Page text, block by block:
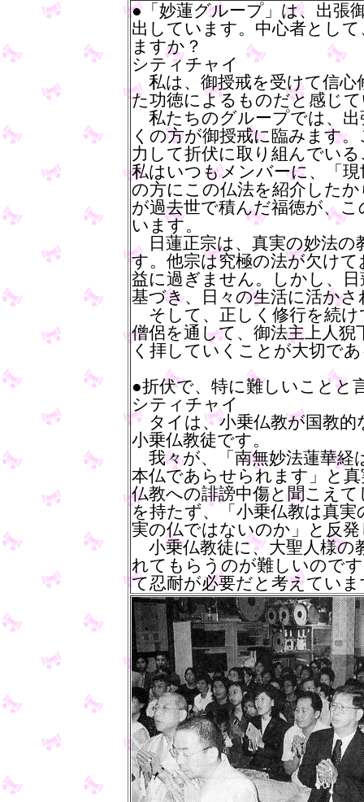
●「妙蓮グループ」は、出張
出しています。中心者とし
ますか？
シティチャイ
私は、御授戒を受けて信心
た功徳によるものだと感じ
私たちのグループでは、出
くの方が御授戒に臨みます
力して折伏に取り組んでい
私はいつもメンバーに、「
の方にこの仏法を紹介した
が過去世で積んだ福徳が、
います。
日蓮正宗は、真実の妙法の
す。他宗は究極の法が欠け
益に過ぎません。しかし、
基づき、日々の生活に活か
そして、正しく修行を続け
僧侶を通して、御法主上人
く拝していくことが大切で
●折伏で、特に難しいことと
シティチャイ
タイは、小乗仏教が国教的
小乗仏教徒です。
我々が、「南無妙法蓮華経
本仏であらせられます」と
仏教への誹謗中傷と聞こえ
を持たず、「小乗仏教は真
実の仏ではないのか」と反
小乗仏教徒に、大聖人様の
れてもらうのが難しいので
て忍耐が必要だと考えていま